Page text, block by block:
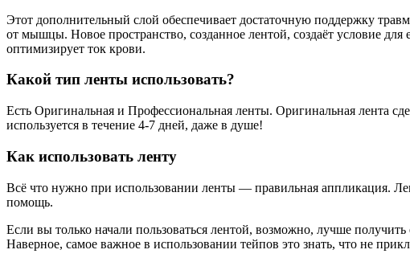
Этот дополнительный слой обеспечивает достаточную поддержку
от мышцы. Новое пространство, созданное лентой, создаёт условие
оптимизирует ток крови.
Какой тип ленты использова­ть?
Есть Оригинальная и Профессиональная ленты. Оригинальная лента
используется в течение 4-7 дней, даже в душе!
Как использова­ть ленту
Всё что нужно при использова­нии ленты — правильная аппликация.
помощь.
Если вы только начали пользова­ться лентой, возможно, лучше
Наверное, самое важное в использова­нии тейпов это знать, что не